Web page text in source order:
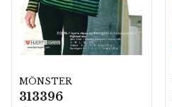
MÖNSTER
313396